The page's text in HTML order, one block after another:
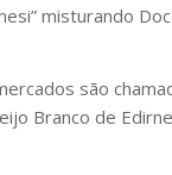
misturando
são
Branco de